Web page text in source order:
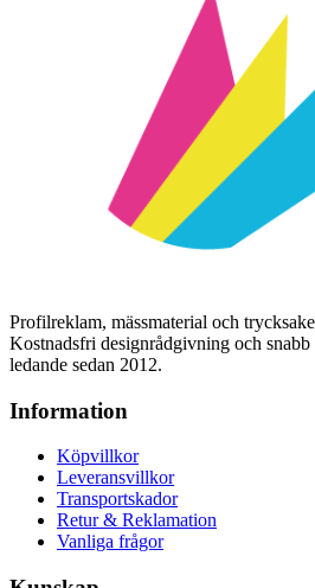
Profilreklam, mässmaterial och
Kostnadsfri designrådgivning och
ledande sedan 2012.
Information
Köpvillkor
Leveransvillkor
Transportskador
Retur & Reklamation
Vanliga frågor